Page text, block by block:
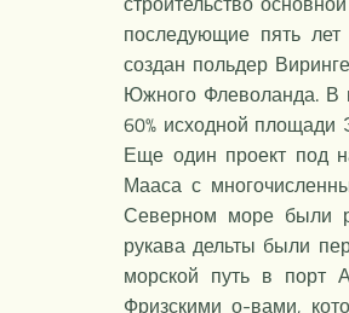
последующие пять
создан польдер
Южного Флеволанда. В
60% исходной площади
Еще один проект под
Мааса с
Северном море были
рукава дельты были
морской путь в порт
Фризскими о-вами,